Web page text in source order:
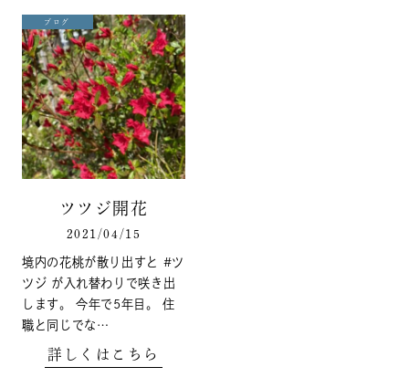
ブログ
ツツジ開花
2021/04/15
境内の花桃が散り出すと #ツ
ツジ が入れ替わりで咲き出
します。 今年で5年目。 住
職と同じでな…
詳しくはこちら